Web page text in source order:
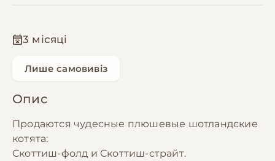
3 місяці
Лише самовивіз
Опис
Продаются чудесные плюшевые шотландские
котята:
Скоттиш-фолд и Скоттиш-страйт.